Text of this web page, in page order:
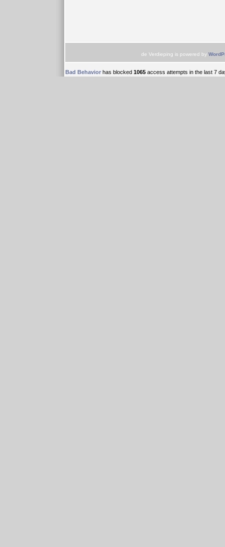
de Verdieping is powered by
Bad Behavior has blocked 1065 access attempts in the last 7